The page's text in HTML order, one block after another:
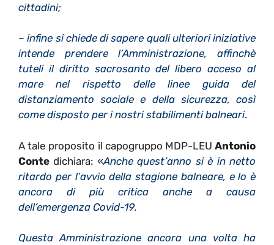
cittadini;
– infine si chiede di sapere quali ulteriori iniziative
intende prendere l’Amministrazione, affinchè
tuteli il diritto sacrosanto del libero acceso al
mare nel rispetto delle linee guida del
distanziamento sociale e della sicurezza, così
come disposto per i nostri stabilimenti balneari.
A tale proposito il capogruppo MDP-LEU Antonio
Conte dichiara: «Anche quest’anno si è in netto
ritardo per l’avvio della stagione balneare, e lo è
ancora di più critica anche a causa
dell’emergenza Covid-19.
Questa Amministrazione ancora una volta ha